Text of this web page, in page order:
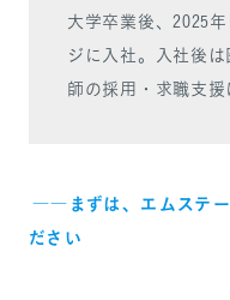
大学卒業後、2025
ジに入社。入社後
師の採用・求職支援
――まずは、エムステー
ださい